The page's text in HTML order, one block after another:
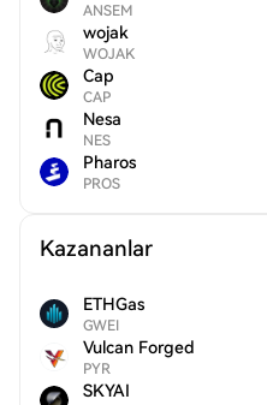
ANSEM
wojak
WOJAK
Cap
CAP
Nesa
NES
Pharos
PROS
Kazananlar
ETHGas
GWEI
Vulcan Forged
PYR
SKYAI